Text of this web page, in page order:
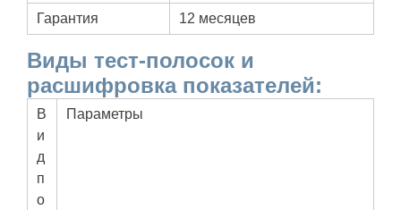
Гарантия 12 месяцев
Виды тест-полосок и
расшифровка показателей:
В
и
д
п
о
Параметры